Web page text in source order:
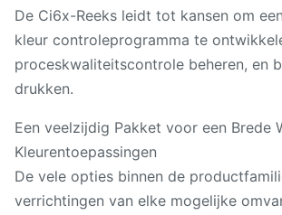
De Ci6x-Reeks leidt tot kansen om
kleur controleprogramma te
proceskwaliteitscontrole beheren, en
drukken.
Een veelzijdig Pakket voor een Brede
Kleurentoepassingen
De vele opties binnen de
verrichtingen van elke mogelijke